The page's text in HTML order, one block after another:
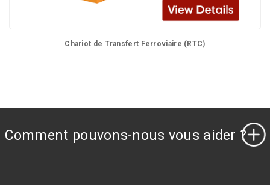
Chariot de Transfert Ferroviaire (RTC)
Comment pouvons-nous vous aider ?